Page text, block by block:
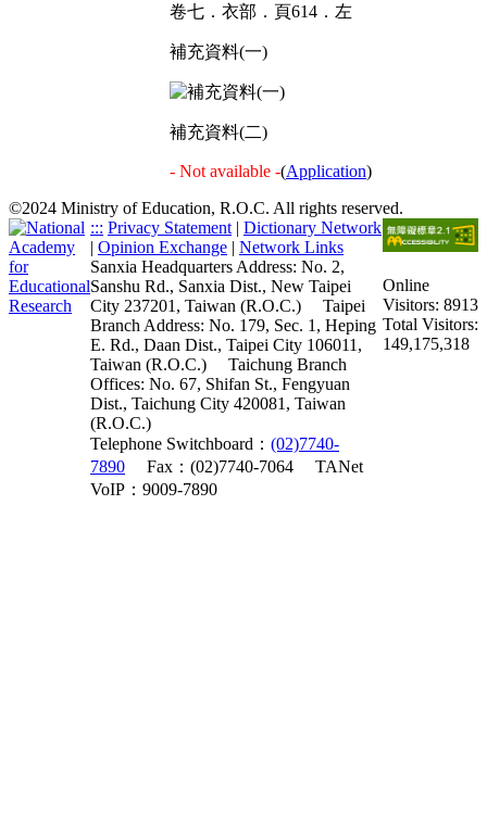
卷七．衣部．頁614．左
補充資料(一)
補充資料(二)
- Not available -(Application)
©2024 Ministry of Education, R.O.C. All rights reserved.
::: Privacy Statement | Dictionary Network
| Opinion Exchange | Network Links
Sanxia Headquarters Address: No. 2,
Sanshu Rd., Sanxia Dist., New Taipei
City 237201, Taiwan (R.O.C.)
Taipei
Branch Address: No. 179, Sec. 1, Heping
E. Rd., Daan Dist., Taipei City 106011,
Taiwan (R.O.C.)
Taichung Branch
Offices: No. 67, Shifan St., Fengyuan
Dist., Taichung City 420081, Taiwan
(R.O.C.)
Telephone Switchboard： (02)7740-
7890
Fax：(02)7740-7064
TANet
VoIP：9009-7890
Online
Visitors: 8913
Total Visitors:
149,175,318